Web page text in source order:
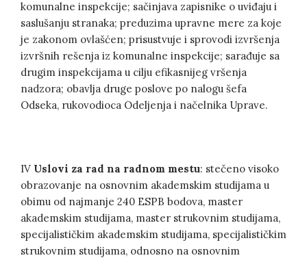
komunalne inspekcije; sačinjava zapisnike o uviđaju i
saslušanju stranaka; preduzima upravne mere za koje
je zakonom ovlašćen; prisustvuje i sprovodi izvršenja
izvršnih rešenja iz komunalne inspekcije; sarađuje sa
drugim inspekcijama u cilju efikasnijeg vršenja
nadzora; obavlja druge poslove po nalogu šefa
Odseka, rukovodioca Odeljenja i načelnika Uprave.
IV Uslovi za rad na radnom mestu: stečeno visoko
obrazovanje na osnovnim akademskim studijama u
obimu od najmanje 240 ESPB bodova, master
akademskim studijama, master strukovnim studijama,
specijalističkim akademskim studijama, specijalističkim
strukovnim studijama, odnosno na osnovnim